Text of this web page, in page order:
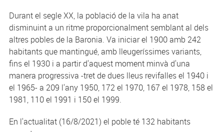
Durant el segle XX, la població de la vila ha anat
disminuint a un ritme proporcionalment semblant al dels
altres pobles de la Baronia. Va iniciar el 1900 amb 242
habitants que mantingué, amb lleugeríssimes variants,
fins el 1930 i a partir d'aquest moment minvà d'una
manera progressiva -tret de dues lleus revifalles el 1940 i
el 1965- a 209 l'any 1950, 172 el 1970, 167 el 1978, 158 el
1981, 110 el 1991 i 150 el 1999.
En l'actualitat (16/8/2021) el poble té 132 habitants